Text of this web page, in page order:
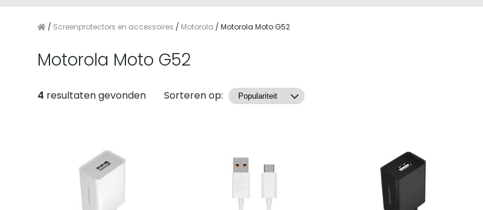
/ Screenprotectors en accessoires / Motorola / Motorola Moto G52
Motorola Moto G52
Producten
4 resultaten gevonden Sorteren op: